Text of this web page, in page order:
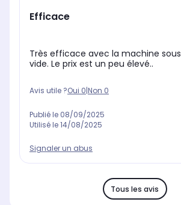
Efficace
Très efficace avec la machine sous
vide. Le prix est un peu élevé..
Avis utile ?Oui 0|Non 0
Publié le 08/09/2025
Utilisé le14/08/2025
Signaler un abus
Tous les avis